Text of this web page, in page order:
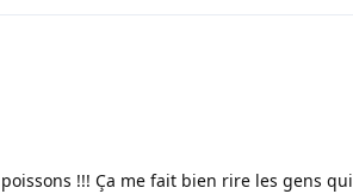
!!! Ça me fait bien rire les gens qui